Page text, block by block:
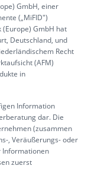
GmbH, einer
(„MiFID")
(Europe) GmbH hat
Deutschland, und
Recht
(AFM)
in
Information
dar. Die
(zusammen
, Veräußerungs- oder
Informationen
zuerst